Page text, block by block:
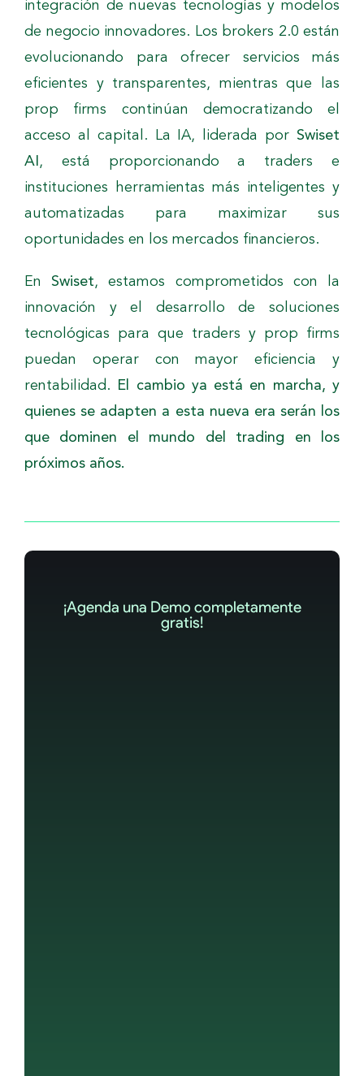
integración de nuevas tecnologías y modelos
de negocio innovadores. Los brokers 2.0 están
evolucionando para ofrecer servicios más
eficientes y transparentes, mientras que las
prop firms continúan democratizando el
acceso al capital. La IA, liderada por Swiset
AI , está proporcionando a traders e
instituciones herramientas más inteligentes y
automatizadas para maximizar sus
oportunidades en los mercados financieros.
En Swiset, estamos comprometidos con la
innovación y el desarrollo de soluciones
tecnológicas para que traders y prop firms
puedan operar con mayor eficiencia y
rentabilidad.
El cambio ya está en marcha, y
quienes se adapten a esta nueva era serán los
que dominen el mundo del trading en los
próximos años.
¡Agenda una Demo completamente
gratis!